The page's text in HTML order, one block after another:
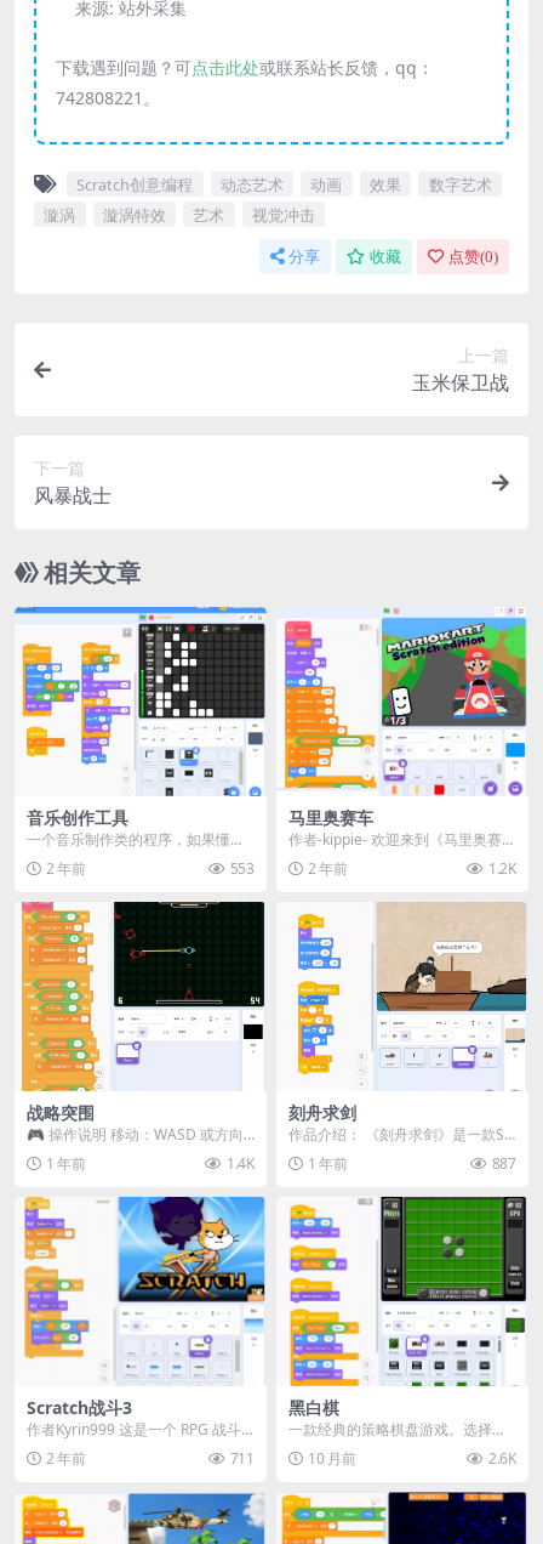
来源: 站外采集
下载遇到问题？可点击此处或联系站长反馈，qq：
742808221。
Scratch创意编程 动态艺术 动画 效果
数字艺术
漩涡
漩涡特效 艺术 视觉冲击
分享 收藏 点赞(0)
上一篇
玉米保卫战
下一篇
风暴战士
相关文章
音乐创作工具
一个音乐制作类的程序，如果懂乐
理知识可以用来制作好听的音乐。
演示2 年前 553
马里奥赛车
作者-kippie- 欢迎来到《马里奥赛
车：Scratch版》！ 这是《马里奥
赛...2 年前 1.2K
战略突围
🎮 操作说明 移动：WASD 或方向
键（推荐使用 WASD） 瞄准：鼠标
移动 射...
1 年前 1.4K
刻舟求剑
作品介绍： 《刻舟求剑》是一款Sc
ratch动画教学程序，生动演绎了中
国古代寓言...
1 年前 887
Scratch战斗3
作者Kyrin999 这是一个 RPG 战斗
游戏，你扮演 Scratch cat...
2 年前 711
黑白棋
一款经典的策略棋盘游戏。选择你
的棋子颜色（黑或白），与电脑展
开一场智慧对决吧！ ...
10 月前 2.6K